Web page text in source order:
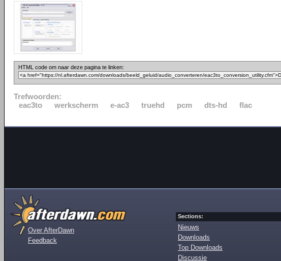
HTML code om naar deze pagina te linken:
Trefwoorden:
eac3to
werkscherm e-ac3 truehd pcm dts-hd flac
Over AfterDawn
Feedback
Sections:
Nieuws
Downloads
Top Downloads
Discussie